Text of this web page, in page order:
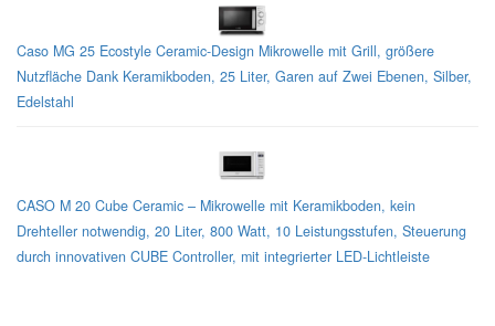
Caso MG 25 Ecostyle Ceramic-Design Mikrowelle mit Grill, größere
Nutzfläche Dank Keramikboden, 25 Liter, Garen auf Zwei Ebenen, Silber,
Edelstahl
CASO M 20 Cube Ceramic – Mikrowelle mit Keramikboden, kein
Drehteller notwendig, 20 Liter, 800 Watt, 10 Leistungsstufen, Steuerung
durch innovativen CUBE Controller, mit integrierter LED-Lichtleiste